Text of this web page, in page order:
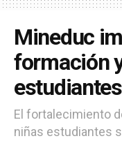
Mineduc
formación
estudiantes
El fortalecimiento
niñas estudiantes